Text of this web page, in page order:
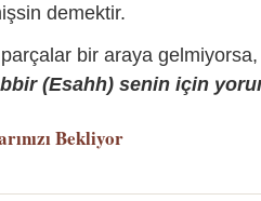
demektir.
bir araya
(Esahh) senin için
Bekliyor